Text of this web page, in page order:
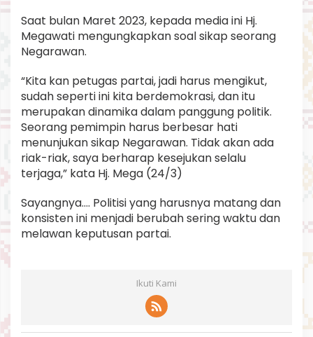
Saat bulan Maret 2023, kepada media ini Hj.
Megawati mengungkapkan soal sikap seorang
Negarawan.
“Kita kan petugas partai, jadi harus mengikut,
sudah seperti ini kita berdemokrasi, dan itu
merupakan dinamika dalam panggung politik.
Seorang pemimpin harus berbesar hati
menunjukan sikap Negarawan. Tidak akan ada
riak-riak, saya berharap kesejukan selalu
terjaga,” kata Hj. Mega (24/3)
Sayangnya…. Politisi yang harusnya matang dan
konsisten ini menjadi berubah sering waktu dan
melawan keputusan partai.
Ikuti Kami